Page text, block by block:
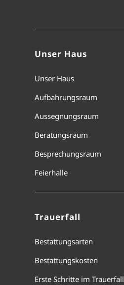
Unser Haus
Unser Haus
Aufbahrungsraum
Aussegnungsraum
Beratungsraum
Besprechungsraum
Feierhalle
Trauerfall
Bestattungsarten
Bestattungskosten
Erste Schritte im Trauerfall